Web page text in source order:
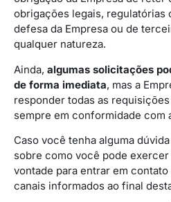
obrigações legais, regulatórias
defesa da Empresa ou de
qualquer natureza.
Ainda, algumas solicitações
de forma imediata, mas a
responder todas as
sempre em conformidade com
Caso você tenha alguma
sobre como você pode
vontade para entrar em
canais informados ao final